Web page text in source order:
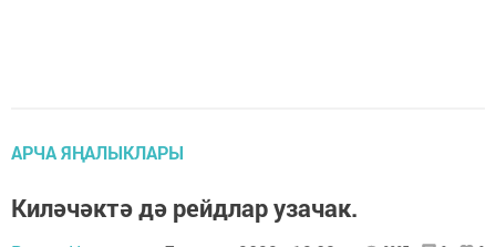
АРЧА ЯҢАЛЫКЛАРЫ
Киләчәктә дә рейдлар узачак.